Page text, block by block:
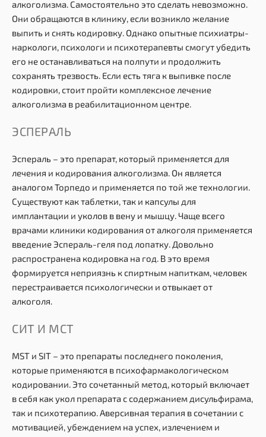
алкоголизма. Самостоятельно это сделать невозможно.
Они обращаются в клинику, если возникло желание
выпить и снять кодировку. Однако опытные психиатры-
наркологи, психологи и психотерапевты смогут убедить
его не останавливаться на полпути и продолжить
сохранять трезвость. Если есть тяга к выпивке после
кодировки, стоит пройти комплексное лечение
алкоголизма в реабилитационном центре.
ЭСПЕРАЛЬ
Эспераль – это препарат, который применяется для
лечения и кодирования алкоголизма. Он является
аналогом Торпедо и применяется по той же технологии.
Существуют как таблетки, так и капсулы для
имплантации и уколов в вену и мышцу. Чаще всего
врачами клиники кодирования от алкоголя применяется
введение Эспераль-геля под лопатку. Довольно
распространена кодировка на год. В это время
формируется неприязнь к спиртным напиткам, человек
перестраивается психологически и отвыкает от
алкоголя.
СИТ И МСТ
MST и SIT – это препараты последнего поколения,
которые применяются в психофармакологическом
кодировании. Это сочетанный метод, который включает
в себя как укол препарата с содержанием дисульфирама,
так и психотерапию. Аверсивная терапия в сочетании с
мотивацией, убеждением на успех, излечением и